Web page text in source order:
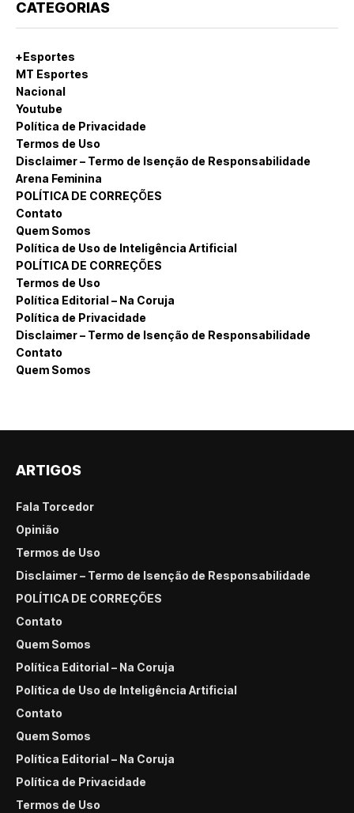
CATEGORIAS
+Esportes
MT Esportes
Nacional
Youtube
Política de Privacidade
Termos de Uso
Disclaimer – Termo de Isenção de Responsabilidade
Arena Feminina
POLÍTICA DE CORREÇÕES
Contato
Quem Somos
Política de Uso de Inteligência Artificial
POLÍTICA DE CORREÇÕES
Termos de Uso
Política Editorial – Na Coruja
Política de Privacidade
Disclaimer – Termo de Isenção de Responsabilidade
Contato
Quem Somos
ARTIGOS
Fala Torcedor
Opinião
Termos de Uso
Disclaimer – Termo de Isenção de Responsabilidade
POLÍTICA DE CORREÇÕES
Contato
Quem Somos
Política Editorial – Na Coruja
Política de Uso de Inteligência Artificial
Contato
Quem Somos
Política Editorial – Na Coruja
Política de Privacidade
Termos de Uso